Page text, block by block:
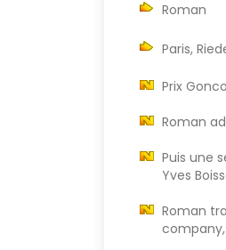
Roman
Paris,
Prix
Roman
Puis une
Yves
Roman
company,